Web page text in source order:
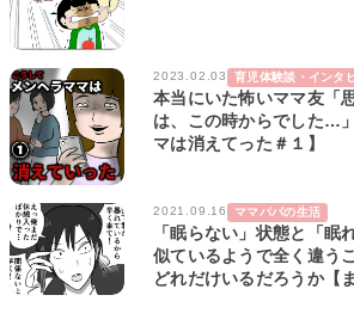
2023.02.03 育児体験談・インタ
本当にいた怖いママ友「
は、この時からでした…
マは消えてった＃１】
2021.09.16 ママパパの生活
「眠らない」状態と「眠
似ているようで全く違う
どれだけいるだろうか【